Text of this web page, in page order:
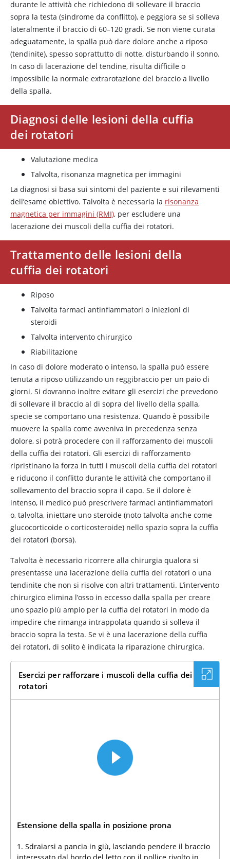
durante le attività che richiedono di sollevare il braccio
sopra la testa (sindrome da conflitto), e peggiora se si solleva
lateralmente il braccio di 60–120 gradi. Se non viene curata
adeguatamente, la spalla può dare dolore anche a riposo
(tendinite), spesso soprattutto di notte, disturbando il sonno.
In caso di lacerazione del tendine, risulta difficile o
impossibile la normale extrarotazione del braccio a livello
della spalla.
Diagnosi delle lesioni della cuffia
dei rotatori
Valutazione medica
Talvolta, risonanza magnetica per immagini
La diagnosi si basa sui sintomi del paziente e sui rilevamenti
dell’esame obiettivo. Talvolta è necessaria la risonanza
magnetica per immagini (RMI), per escludere una
lacerazione dei muscoli della cuffia dei rotatori.
Trattamento delle lesioni della
cuffia dei rotatori
Riposo
Talvolta farmaci antinfiammatori o iniezioni di
steroidi
Talvolta intervento chirurgico
Riabilitazione
In caso di dolore moderato o intenso, la spalla può essere
tenuta a riposo utilizzando un reggibraccio per un paio di
giorni. Si dovranno inoltre evitare gli esercizi che prevedono
di sollevare il braccio al di sopra del livello della spalla,
specie se comportano una resistenza. Quando è possibile
muovere la spalla come avveniva in precedenza senza
dolore, si potrà procedere con il rafforzamento dei muscoli
della cuffia dei rotatori. Gli esercizi di rafforzamento
ripristinano la forza in tutti i muscoli della cuffia dei rotatori
e riducono il conflitto durante le attività che comportano il
sollevamento del braccio sopra il capo. Se il dolore è
intenso, il medico può prescrivere farmaci antinfiammatori
o, talvolta, iniettare uno steroide (noto talvolta anche come
glucocorticoide o corticosteroide) nello spazio sopra la cuffia
dei rotatori (borsa).
Talvolta è necessario ricorrere alla chirurgia qualora si
presentasse una lacerazione della cuffia dei rotatori o una
tendinite che non si risolve con altri trattamenti. L’intervento
chirurgico elimina l’osso in eccesso dalla spalla per creare
uno spazio più ampio per la cuffia dei rotatori in modo da
impedire che rimanga intrappolata quando si solleva il
braccio sopra la testa. Se vi è una lacerazione della cuffia
dei rotatori, di solito è indicata la riparazione chirurgica.
Esercizi per rafforzare i muscoli della cuffia dei
rotatori
Estensione della spalla in posizione prona
1. Sdraiarsi a pancia in giù, lasciando pendere il braccio